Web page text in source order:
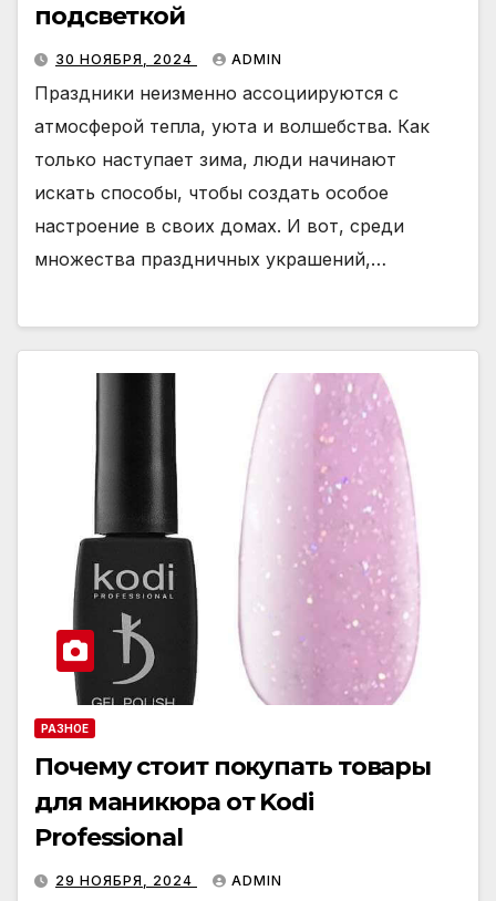
подсветкой
30 НОЯБРЯ, 2024 ADMIN
Праздники неизменно ассоциируются с
атмосферой тепла, уюта и волшебства. Как
только наступает зима, люди начинают
искать способы, чтобы создать особое
настроение в своих домах. И вот, среди
множества праздничных украшений,…
РАЗНОЕ
Почему стоит покупать товары
для маникюра от Kodi
Professional
29 НОЯБРЯ, 2024 ADMIN